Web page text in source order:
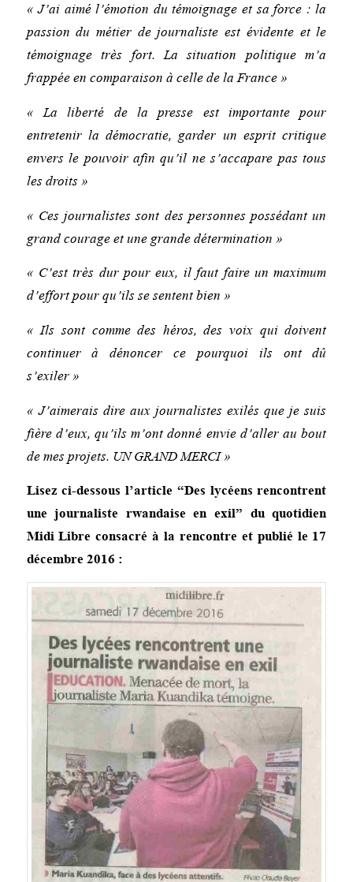
« J’ai aimé l’émotion du témoignage et sa force : la
passion du métier de journaliste est évidente et le
témoignage très fort. La situation politique m’a
frappée en comparaison à celle de la France »
« La liberté de la presse est importante pour
entretenir la démocratie, garder un esprit critique
envers le pouvoir afin qu’il ne s’accapare pas tous
les droits »
« Ces journalistes sont des personnes possédant un
grand courage et une grande détermination »
« C’est très dur pour eux, il faut faire un maximum
d’effort pour qu’ils se sentent bien »
« Ils sont comme des héros, des voix qui doivent
continuer à dénoncer ce pourquoi ils ont dû
s’exiler »
« J’aimerais dire aux journalistes exilés que je suis
fière d’eux, qu’ils m’ont donné envie d’aller au bout
de mes projets. UN GRAND MERCI »
Lisez ci-dessous l’article “Des lycéens rencontrent
une journaliste rwandaise en exil” du quotidien
Midi Libreconsacré à la rencontre et publié le 17
décembre 2016 :